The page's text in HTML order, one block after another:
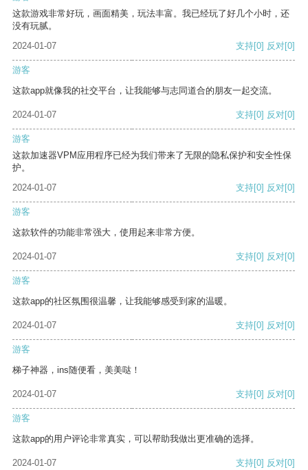
这款游戏非常好玩，画面精美，玩法丰富。我已经玩了好几个小时，还
没有玩腻。
2024-01-07
支持[0] 反对[0]
游客
这款app就像我的社交平台，让我能够与志同道合的朋友一起交流。
2024-01-07 支持[0] 反对[0]
游客
这款加速器VPM应用程序已经为我们带来了无限的隐私保护和安全性保
护。
2024-01-07
支持[0] 反对[0]
游客
这款软件的功能非常强大，使用起来非常方便。
2024-01-07 支持[0] 反对[0]
游客
这款app的社区氛围很温馨，让我能够感受到家的温暖。
2024-01-07 支持[0] 反对[0]
游客
梯子神器，ins随便看，美美哒！
2024-01-07 支持[0] 反对[0]
游客
这款app的用户评论非常真实，可以帮助我做出更准确的选择。
2024-01-07 支持[0] 反对[0]